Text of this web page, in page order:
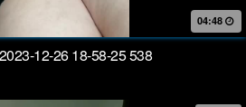
04:48
12-26 18-58-25 538